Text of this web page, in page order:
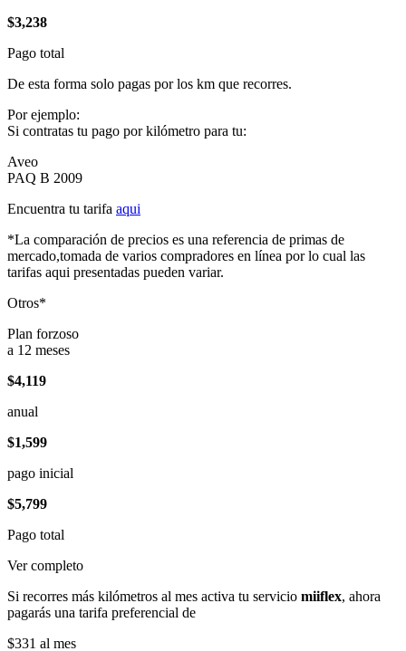
$3,238
Pago total
De esta forma solo pagas por los km que recorres.
Por ejemplo:
Si contratas tu pago por kilómetro para tu:
Aveo
PAQ B 2009
Encuentra tu tarifa aqui
*La comparación de precios es una referencia de primas de
mercado,tomada de varios compradores en línea por lo cual las
tarifas aqui presentadas pueden variar.
Otros*
Plan forzoso
a 12 meses
$4,119
anual
$1,599
pago inicial
$5,799
Pago total
Ver completo
Si recorres más kilómetros al mes activa tu servicio miiflex, ahora
pagarás una tarifa preferencial de
$331 al mes